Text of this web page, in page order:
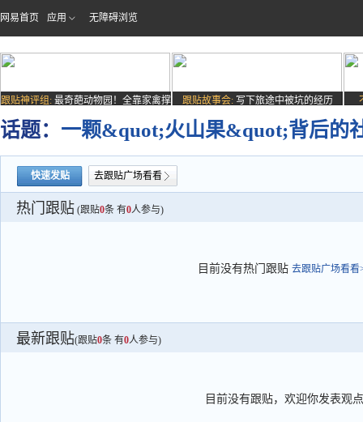
网易首页 应用 无障碍浏览
跟贴神评组: 最奇葩动物园！全靠家禽撑
场子
跟贴故事会: 写下旅途中被坑的经历
话题： 一颗&quot;火山果&quot;背后的
快速发贴 去跟贴广场看看
热门跟贴 (跟贴0条 有0人参与)
目前没有热门跟贴 去跟贴广场看看
最新跟贴(跟贴0条 有0人参与)
目前没有跟贴，欢迎你发表观点